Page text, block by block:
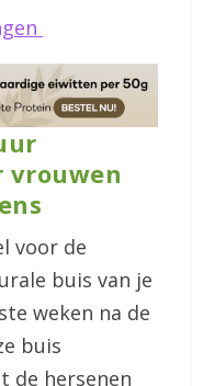
vrouwen
voor de
buis van je
weken na de
buis
de hersenen